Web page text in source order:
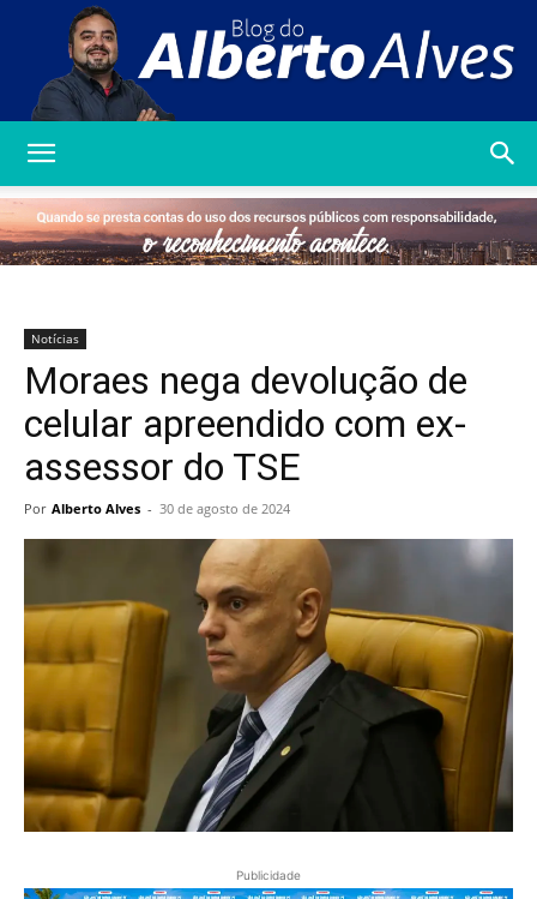
Alberto
Notícias
Moraes nega devolução de
celular apreendido com ex-
assessor do TSE
Por Alberto Alves - 30 de agosto de 2024
Publicidade